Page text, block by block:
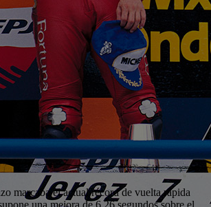
marcaba el actual récord de vuelta rápida
una mejora de 6,26 segundos sobre el